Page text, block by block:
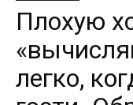
Плохую
легко,